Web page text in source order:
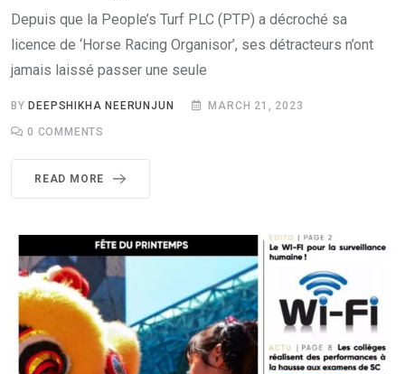
Depuis que la People’s Turf PLC (PTP) a décroché sa
licence de ‘Horse Racing Organisor’, ses détracteurs n’ont
jamais laissé passer une seule
BY DEEPSHIKHA NEERUNJUN MARCH 21, 2023
0 COMMENTS
READ MORE